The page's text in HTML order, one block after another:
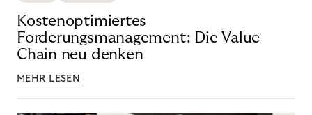
Kostenoptimiertes
Forderungsmanagement: Die Value
Chain neu denken
MEHR LESEN